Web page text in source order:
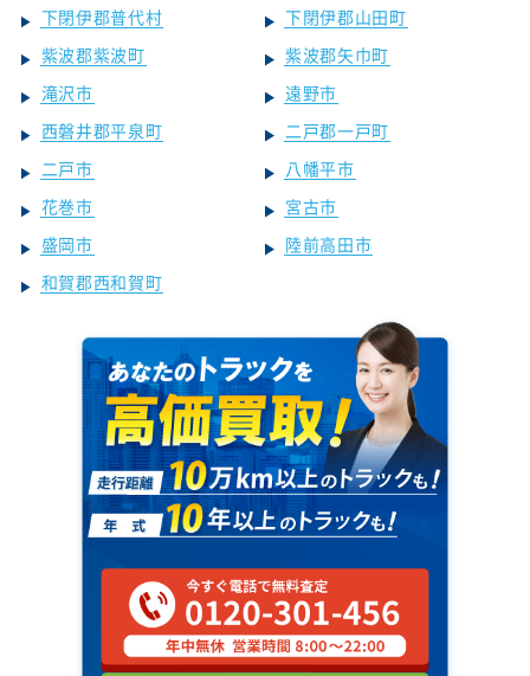
下閉伊郡普代村
下閉伊郡山田町
紫波郡紫波町
紫波郡矢巾町
滝沢市
遠野市
西磐井郡平泉町
二戸郡一戸町
二戸市
八幡平市
花巻市
宮古市
盛岡市
陸前高田市
和賀郡西和賀町